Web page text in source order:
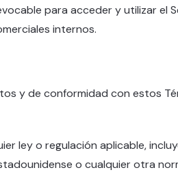
para acceder y utilizar el
internos.
y de conformidad con estos
ley o regulación aplicable,
o cualquier otra